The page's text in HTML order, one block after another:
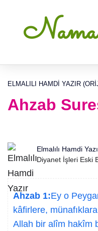
ELMALILI HAMDI YAZIR
Ahzab
Elmalılı Hamdi
Diyanet İşleri Eski
Ahzab 1:Ey o
kâfirlere,
Allah bir alîm hakîm